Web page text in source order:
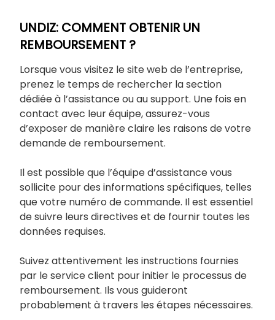
UNDIZ: COMMENT OBTENIR UN
REMBOURSEMENT ?
Lorsque vous visitez le site web de l’entreprise,
prenez le temps de rechercher la section
dédiée à l’assistance ou au support. Une fois en
contact avec leur équipe, assurez-vous
d’exposer de manière claire les raisons de votre
demande de remboursement.
Il est possible que l’équipe d’assistance vous
sollicite pour des informations spécifiques, telles
que votre numéro de commande. Il est essentiel
de suivre leurs directives et de fournir toutes les
données requises.
Suivez attentivement les instructions fournies
par le service client pour initier le processus de
remboursement. Ils vous guideront
probablement à travers les étapes nécessaires.